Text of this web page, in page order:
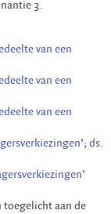
3.
van een
van een
van een
ds.
toegelicht aan de